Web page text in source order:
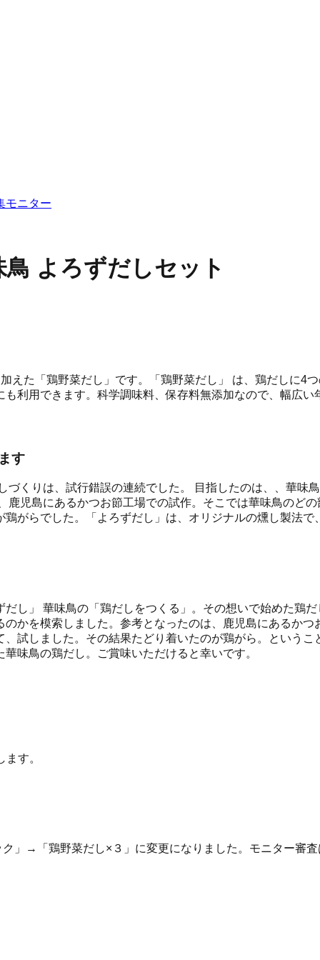
モニター
鳥 よろずだしセット
えた「鶏野菜だし」です。「鶏野菜だし」 は、鶏だしに4
利用できます。科学調味料、保存料無添加なので、幅広い
す
くりは、試行錯誤の連続でした。 目指したのは、、華味
児島にあるかつお節工場での試作。そこでは華味鳥のど
がらでした。「よろずだし」は、オリジナルの燻し製法
し」 華味鳥の「鶏だしをつくる」。その想いで始めた鶏
かを模索しました。参考となったのは、鹿児島にあるか
試しました。その結果たどり着いたのが鶏がら。という
味鳥の鶏だし。ご賞味いただけると幸いです。
す。
」→「鶏野菜だし×３」に変更になりました。モニター審